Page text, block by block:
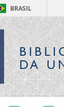
BRASIL
DA